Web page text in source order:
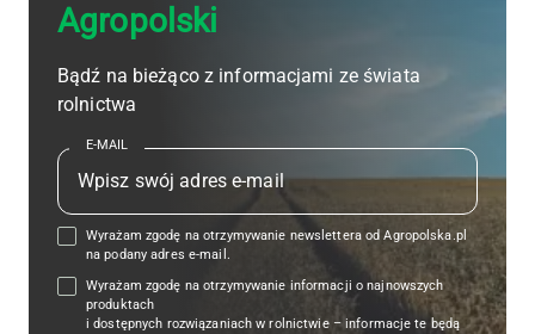
Agropolski
Bądź na bieżąco z informacjami ze świata
rolnictwa
E-MAIL
Wyrażam zgodę na otrzymywanie newslettera od Agropolska.pl
na podany adres e-mail.
Wyrażam zgodę na otrzymywanie informacji o najnowszych
produktach
i dostępnych rozwiązaniach w rolnictwie – informacje te będą